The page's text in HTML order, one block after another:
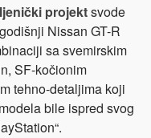
projektsvode
Nissan GT-R
sa svemirskim
SF-kočionim
tehno-detaljima koji
bile ispred svog